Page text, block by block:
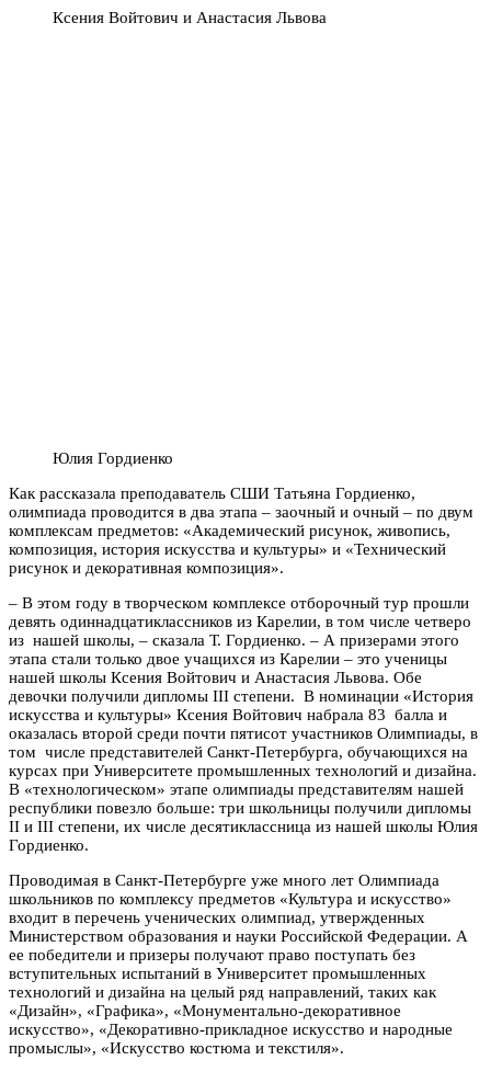
Ксения Войтович и Анастасия Львова
Юлия Гордиенко
Как рассказала преподаватель СШИ Татьяна Гордиенко,
олимпиада проводится в два этапа – заочный и очный – по двум
комплексам предметов: «Академический рисунок, живопись,
композиция, история искусства и культуры» и «Технический
рисунок и декоративная композиция».
– В этом году в творческом комплексе отборочный тур прошли
девять одиннадцатиклассников из Карелии, в том числе четверо
из нашей школы, – сказала Т. Гордиенко. – А призерами этого
этапа стали только двое учащихся из Карелии – это ученицы
нашей школы Ксения Войтович и Анастасия Львова. Обе
девочки получили дипломы III степени. В номинации «История
искусства и культуры» Ксения Войтович набрала 83 балла и
оказалась второй среди почти пятисот участников Олимпиады, в
том числе представителей Санкт-Петербурга, обучающихся на
курсах при Университете промышленных технологий и дизайна.
В «технологическом» этапе олимпиады представителям нашей
республики повезло больше: три школьницы получили дипломы
II и III степени, их числе десятиклассница из нашей школы Юлия
Гордиенко.
Проводимая в Санкт-Петербурге уже много лет Олимпиада
школьников по комплексу предметов «Культура и искусство»
входит в перечень ученических олимпиад, утвержденных
Министерством образования и науки Российской Федерации. А
ее победители и призеры получают право поступать без
вступительных испытаний в Университет промышленных
технологий и дизайна на целый ряд направлений, таких как
«Дизайн», «Графика», «Монументально-декоративное
искусство», «Декоративно-прикладное искусство и народные
промыслы», «Искусство костюма и текстиля».